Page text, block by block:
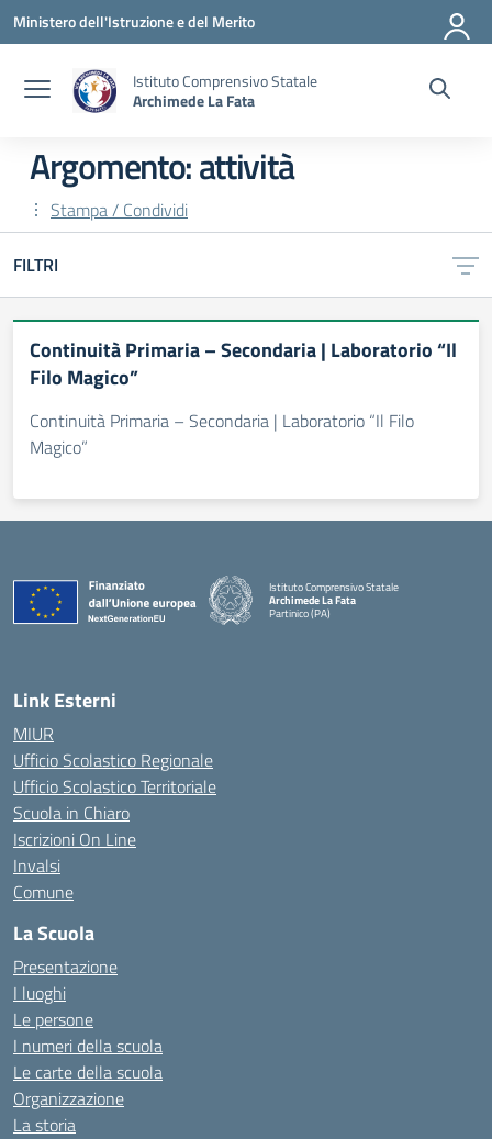
Vai ai contenuti
Vai al menu di navigazione
Vai al footer
Ministero dell'Istruzione e del Merito
Istituto Comprensivo Statale
Archimede La Fata
Argomento: attività
Stampa / Condividi
FILTRI
Continuità Primaria – Secondaria | Laboratorio “Il
Filo Magico”
Continuità Primaria – Secondaria | Laboratorio “Il Filo
Magico”
Istituto Comprensivo Statale
Archimede La Fata
Partinico (PA)
Link Esterni
MIUR
Ufficio Scolastico Regionale
Ufficio Scolastico Territoriale
Scuola in Chiaro
Iscrizioni On Line
Invalsi
Comune
La Scuola
Presentazione
I luoghi
Le persone
I numeri della scuola
Le carte della scuola
Organizzazione
La storia